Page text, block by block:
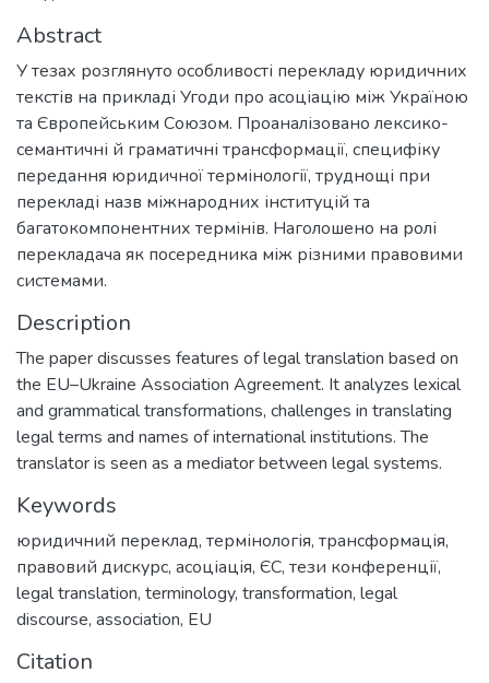
Abstract
У тезах розглянуто особливості перекладу юридичних
текстів на прикладі Угоди про асоціацію між Україною
та Європейським Союзом. Проаналізовано лексико-
семантичні й граматичні трансформації, специфіку
передання юридичної термінології, труднощі при
перекладі назв міжнародних інституцій та
багатокомпонентних термінів. Наголошено на ролі
перекладача як посередника між різними правовими
системами.
Description
The paper discusses features of legal translation based on
the EU–Ukraine Association Agreement. It analyzes lexical
and grammatical transformations, challenges in translating
legal terms and names of international institutions. The
translator is seen as a mediator between legal systems.
Keywords
юридичний переклад, термінологія, трансформація,
правовий дискурс, асоціація, ЄС, тези конференції,
legal translation, terminology, transformation, legal
discourse, association, EU
Citation